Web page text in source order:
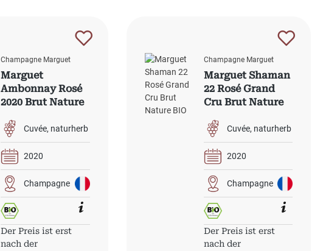
Champagne Marguet
Marguet
Ambonnay Rosé
2020 Brut Nature
Cuvée naturherb
2020
Champagne
Der Preis ist erst
nach der
Champagne Marguet
Marguet Shaman
22 Rosé Grand
Cru Brut Nature
Cuvée naturherb
2020
Champagne
Der Preis ist erst
nach der